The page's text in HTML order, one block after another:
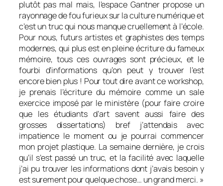
plutôt pas mal mais, l’espace Gantner propose un
rayonnage de fou furieux sur la culture numérique et
c’est un truc qui nous manque cruellement à l’école.
Pour nous, futurs artistes et graphistes des temps
modernes, qui plus est en pleine écriture du fameux
mémoire, tous ces ouvrages sont précieux, et le
fourbi d’informations qu’on peut y trouver l’est
encore bien plus ! Pour tout dire avant ce workshop,
je prenais l’écriture du mémoire comme un sale
exercice imposé par le ministère (pour faire croire
que les étudiants d’art savent aussi faire des
grosses dissertations) bref j’attendais avec
impatience le moment ou je pourrai commencer
mon projet plastique. La semaine dernière, je crois
qu’il s’est passé un truc, et la facilité avec laquelle
j’ai pu trouver les informations dont j’avais besoin y
est surement pour quelque chose… un grand merci. »